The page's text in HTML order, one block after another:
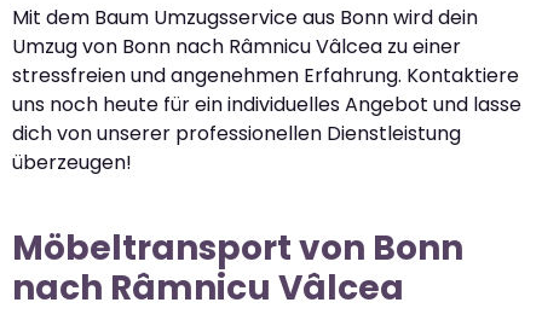
Mit dem Baum Umzugsservice aus Bonn wird dein
Umzug von Bonn nach Râmnicu Vâlcea zu einer
stressfreien und angenehmen Erfahrung. Kontaktiere
uns noch heute für ein individuelles Angebot und lasse
dich von unserer professionellen Dienstleistung
überzeugen!
Möbeltransport von Bonn
nach Râmnicu Vâlcea